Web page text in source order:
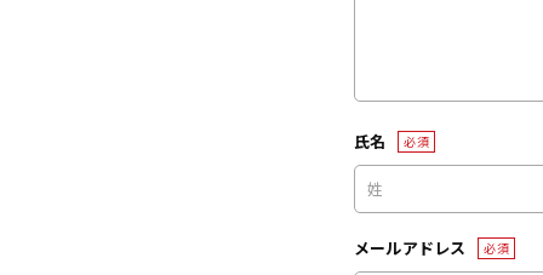
氏名 必須
メールアドレス 必須